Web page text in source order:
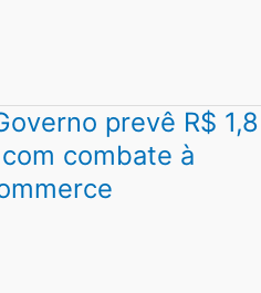
prevê R$ 1,8
combate à